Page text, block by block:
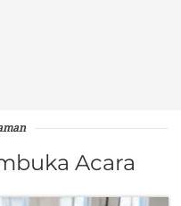
Acara